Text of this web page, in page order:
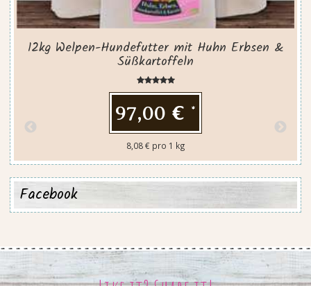
12kg Welpen-Hundefutter mit Huhn Erbsen &
Süßkartoffeln
97,00 € *
8,08 € pro 1 kg
Facebook